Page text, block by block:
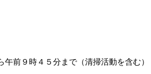
前９時４５分まで（清掃活動を含む）